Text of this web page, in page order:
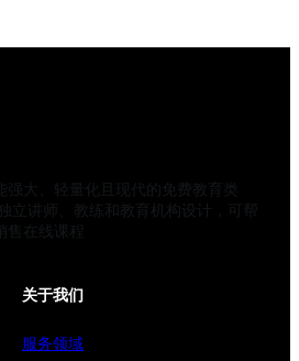
大、轻量化且现代的免费教育类
立讲师、教练和教育机构设计，可帮
在线课程
关于我们
服务领域